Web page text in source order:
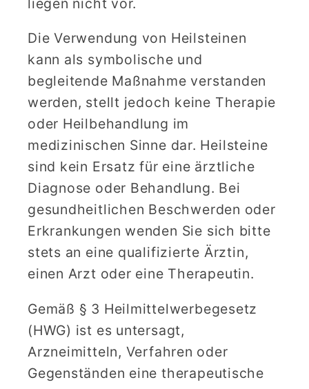
Die Verwendung von Heilsteinen
kann als symbolische und
begleitende Maßnahme verstanden
werden, stellt jedoch keine Therapie
oder Heilbehandlung im
medizinischen Sinne dar. Heilsteine
sind kein Ersatz für eine ärztliche
Diagnose oder Behandlung. Bei
gesundheitlichen Beschwerden oder
Erkrankungen wenden Sie sich bitte
stets an eine qualifizierte Ärztin,
einen Arzt oder eine Therapeutin.
Gemäß § 3 Heilmittelwerbegesetz
(HWG) ist es untersagt,
Arzneimitteln, Verfahren oder
Gegenständen eine therapeutische